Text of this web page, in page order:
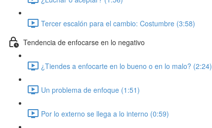
Tercer escalón para el cambio: Costumbre (3:58)
Tendencia de enfocarse en lo negativo
¿Tiendes a enfocarte en lo bueno o en lo malo? (2:24)
Un problema de enfoque (1:51)
Por lo externo se llega a lo interno (0:59)